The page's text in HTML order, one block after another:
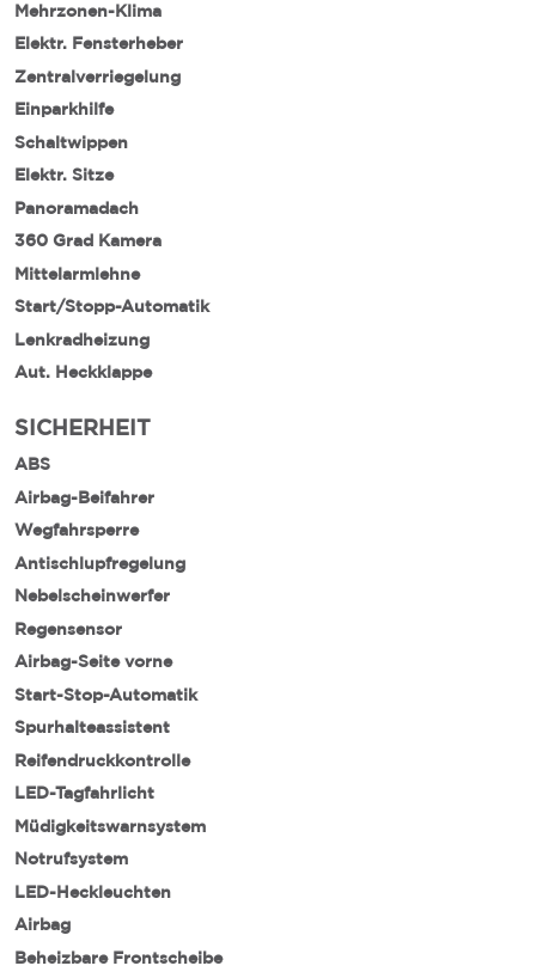
Mehrzonen-Klima
Elektr. Fensterheber
Zentralverriegelung
Einparkhilfe
Schaltwippen
Elektr. Sitze
Panoramadach
360 Grad Kamera
Mittelarmlehne
Start/Stopp-Automatik
Lenkradheizung
Aut. Heckklappe
SICHERHEIT
ABS
Airbag-Beifahrer
Wegfahrsperre
Antischlupfregelung
Nebelscheinwerfer
Regensensor
Airbag-Seite vorne
Start-Stop-Automatik
Spurhalteassistent
Reifendruckkontrolle
LED-Tagfahrlicht
Müdigkeitswarnsystem
Notrufsystem
LED-Heckleuchten
Airbag
Beheizbare Frontscheibe